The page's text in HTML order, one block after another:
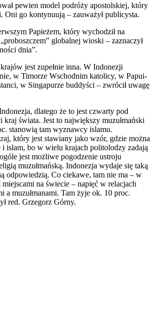
pewien model podróży apostolskiej, który
Oni go kontynuują – zauważył publicysta.
Papieżem, który wychodził na
globalnej wioski – zaznaczył
dnia”.
jest zupełnie inna. W Indonezji
w Timorze Wschodnim katolicy, w Papui-
w Singapurze buddyści – zwrócił uwagę
dlatego że to jest czwarty pod
kraj świata. Jest to największy muzułmański
stanowią tam wyznawcy islamu.
który jest stawiany jako wzór, gdzie można
i islam, bo w wielu krajach politolodzy zadają
jest możliwe pogodzenie ustroju
muzułmańską. Indonezja wydaje się taką
odpowiedzią. Co ciekawe, tam nie ma – w
na świecie – napięć w relacjach
a muzułmanami. Tam żyje ok. 10 proc.
red. Grzegorz Górny.